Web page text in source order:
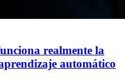
realmente la
automático